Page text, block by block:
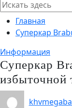
Главная
Суперкар
Информация
Суперкар
избыточной